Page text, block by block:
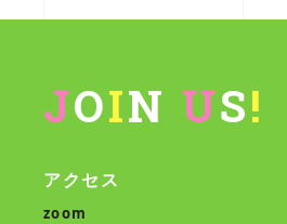
JOIN US!
アクセス
zoom